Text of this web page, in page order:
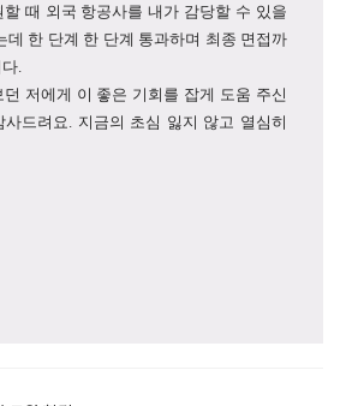
때 외국 항공사를 내가 감당할 수 있을
데 한 단계 한 단계 통과하며 최종 면접까
.
저에게 이 좋은 기회를 잡게 도움 주신
사드려요. 지금의 초심 잃지 않고 열심히